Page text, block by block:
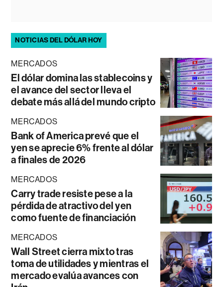
NOTICIAS DEL DÓLAR HOY
MERCADOS
El dólar domina las stablecoins y
el avance del sector lleva el
debate más allá del mundo cripto
MERCADOS
Bank of America prevé que el
yen se aprecie 6% frente al dólar
a finales de 2026
MERCADOS
Carry trade resiste pese a la
pérdida de atractivo del yen
como fuente de financiación
MERCADOS
Wall Street cierra mixto tras
toma de utilidades y mientras el
mercado evalúa avances con